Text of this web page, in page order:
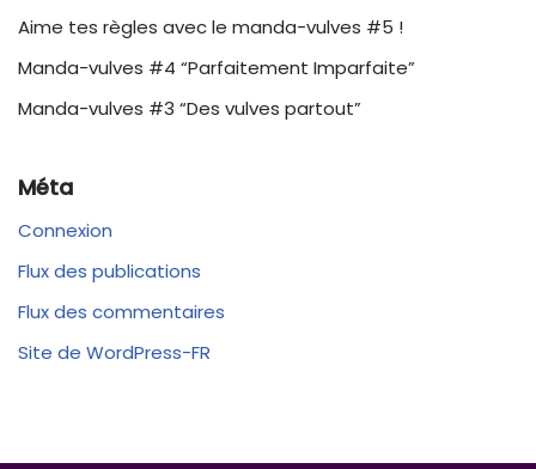
Aime tes règles avec le manda-vulves #5 !
Manda-vulves #4 “Parfaitement Imparfaite”
Manda-vulves #3 “Des vulves partout”
Méta
Connexion
Flux des publications
Flux des commentaires
Site de WordPress-FR